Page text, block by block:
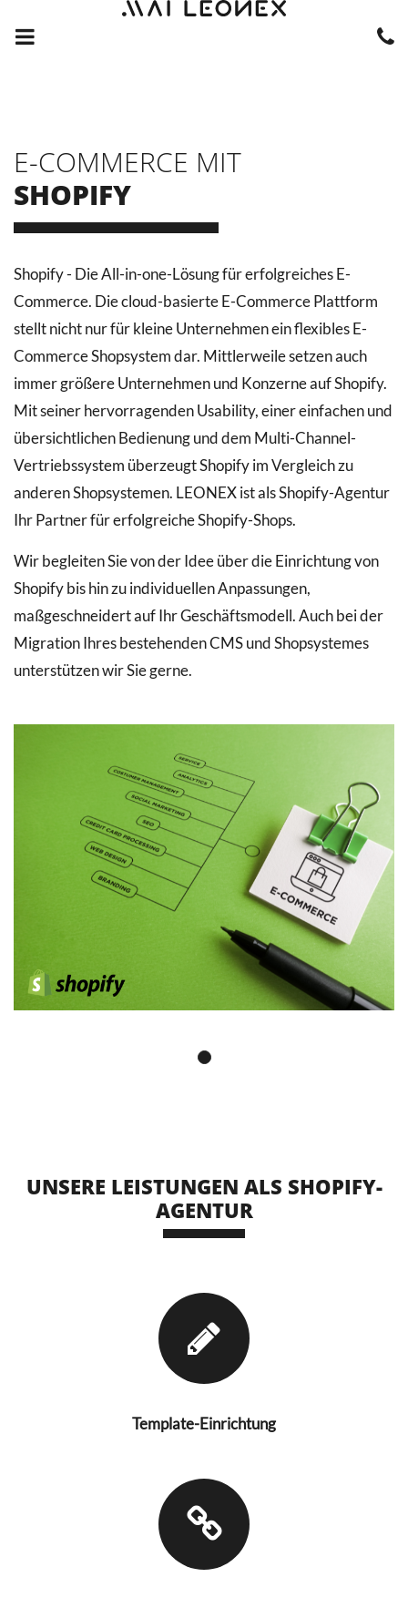
E-COMMERCE MIT
SHOPIFY
Shopify - Die All-in-one-Lösung für erfolgreiches E-
Commerce. Die cloud-basierte E-Commerce Plattform
stellt nicht nur für kleine Unternehmen ein flexibles E-
Commerce Shopsystem dar. Mittlerweile setzen auch
immer größere Unternehmen und Konzerne auf Shopify.
Mit seiner hervorragenden Usability, einer einfachen und
übersichtlichen Bedienung und dem Multi-Channel-
Vertriebssystem überzeugt Shopify im Vergleich zu
anderen Shopsystemen. LEONEX ist als Shopify-Agentur
Ihr Partner für erfolgreiche Shopify-Shops.
Wir begleiten Sie von der Idee über die Einrichtung von
Shopify bis hin zu individuellen Anpassungen,
maßgeschneidert auf Ihr Geschäftsmodell. Auch bei der
Migration Ihres bestehenden CMS und Shopsystemes
unterstützen wir Sie gerne.
UNSERE LEISTUNGEN ALS SHOPIFY-
AGENTUR
Template-Einrichtung